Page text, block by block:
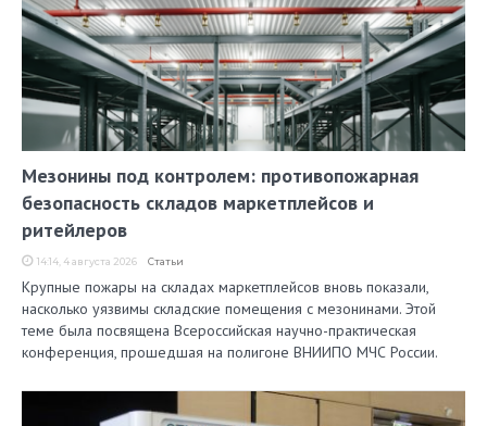
Мезонины под контролем: противопожарная
безопасность складов маркетплейсов и
ритейлеров
14:14, 4 августа 2026 Статьи
Крупные пожары на складах маркетплейсов вновь показали,
насколько уязвимы складские помещения с мезонинами. Этой
теме была посвящена Всероссийская научно-практическая
конференция, прошедшая на полигоне ВНИИПО МЧС России.